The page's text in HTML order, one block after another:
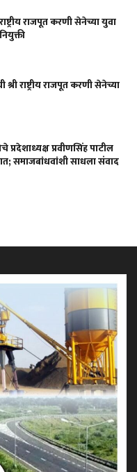
राजपूत करणी सेनेच्या युवा
राष्ट्रीय राजपूत करणी सेनेच्या
प्रदेशाध्यक्ष प्रवीणसिंह पाटील
समाजबांधवांशी साधला संवाद